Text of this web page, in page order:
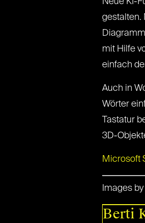
gestalten.
mit Hilfe
einfach
Auch in
Wörter
Tastatur
3D-
Microsoft
Images
Berti